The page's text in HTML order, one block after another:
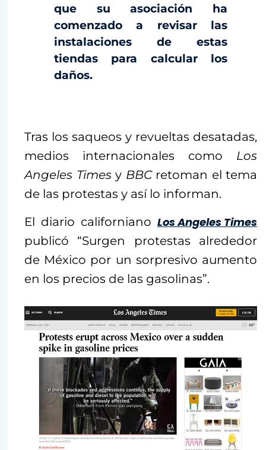
que su asociación ha
comenzado a revisar las
instalaciones de estas
tiendas para calcular los
daños.
Tras los saqueos y revueltas desatadas,
medios internacionales como Los
Angeles Timesy BBC retoman el tema
de las protestas y así lo informan.
El diario californiano Los Angeles Times
publicó “Surgen protestas alrededor
de México por un sorpresivo aumento
en los precios de las gasolinas”.